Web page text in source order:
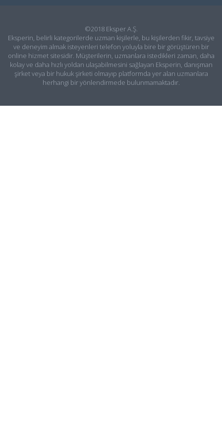
©2018 Eksper A.Ş.
Eksperin, belirli kategorilerde uzman kişilerle, bu kişilerden fikir, tavsiye
ve deneyim almak isteyenleri telefon yoluyla bire bir görüştüren bir
online hizmet sitesidir. Müşterilerin, uzmanlara istedikleri zaman, daha
kolay ve daha hızlı yoldan ulaşabilmesini sağlayan Eksperin, danışman
şirket veya bir hukuk şirketi olmayıp platformda yer alan uzmanlara
herhangi bir yönlendirmede bulunmamaktadır.